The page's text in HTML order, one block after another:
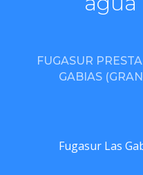
FUGASUR
GABIAS
Fugasur Las